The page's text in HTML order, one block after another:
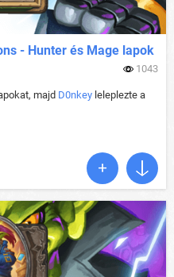
- Hunter és Mage lapok
1043
majd D0nkey leleplezte a